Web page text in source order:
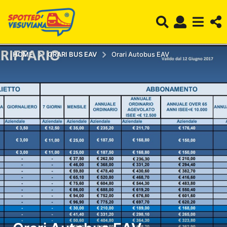
HOME ORARI BUS EAV Orari Autobus EAV